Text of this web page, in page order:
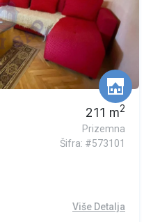
211 m2
Prizemna
Šifra: #573101
Više Detalja